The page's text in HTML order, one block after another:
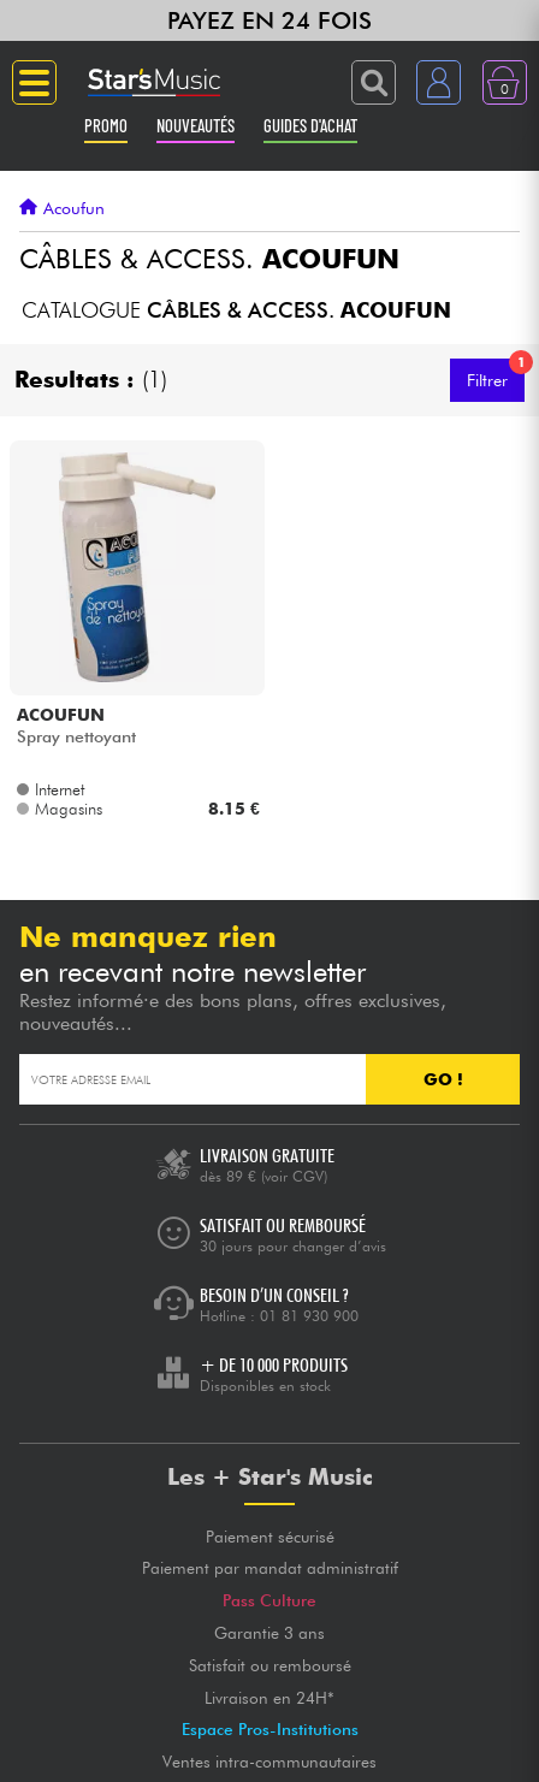
PAYEZ EN 24 FOIS
0
PROMO NOUVEAUTÉS GUIDES D'ACHAT
Guitares & Basses
Amplis & Effets
Claviers & Pianos
Home Studio
Casques
Micros & HF
Eclairage
Vents
Violons & Quatuor
Eveil Musical
Voir nos marques
Acoufun
CÂBLES & ACCESS. ACOUFUN
CATALOGUE CÂBLES & ACCESS. ACOUFUN
Resultats : (1)
1
Filtrer
ACOUFUN
Spray nettoyant
Internet
Magasins
8.15 €
Ne manquez rien
en recevant notre newsletter
Restez informé·e des bons plans, offres exclusives,
nouveautés...
GO !
LIVRAISON GRATUITE
dès 89 € (voir CGV)
SATISFAIT OU REMBOURSÉ
30 jours pour changer d’avis
BESOIN D’UN CONSEIL ?
Hotline : 01 81 930 900
+ DE 10 000 PRODUITS
Disponibles en stock
Les + Star's Music
Paiement sécurisé
Paiement par mandat administratif
Pass Culture
Garantie 3 ans
Satisfait ou remboursé
Livraison en 24H*
Espace Pros-Institutions
Ventes intra-communautaires